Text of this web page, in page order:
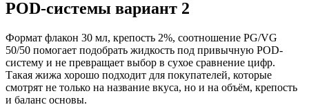
POD-системы вариант 2
Формат флакон 30 мл, крепость 2%, соотношение PG/VG
50/50 помогает подобрать жидкость под привычную POD-
систему и не превращает выбор в сухое сравнение цифр.
Такая жижа хорошо подходит для покупателей, которые
смотрят не только на название вкуса, но и на объём, крепость
и баланс основы.